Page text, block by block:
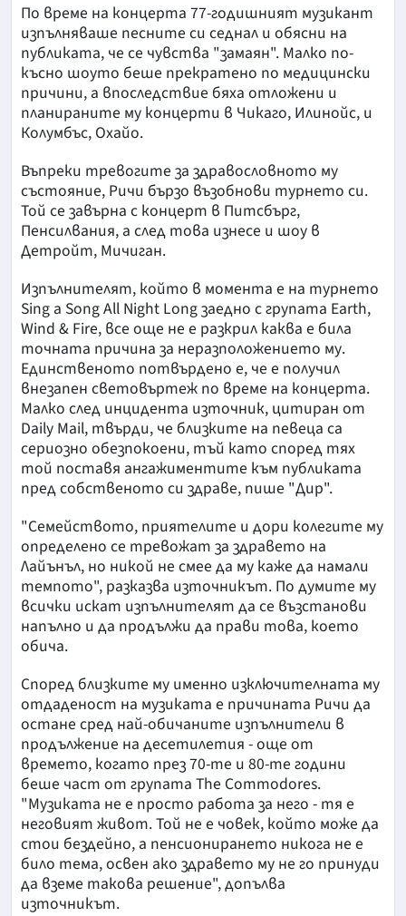
По време на концерта 77-годишният музикант
изпълняваше песните си седнал и обясни на
публиката, че се чувства "замаян". Малко по-
късно шоуто беше прекратено по медицински
причини, а впоследствие бяха отложени и
планираните му концерти в Чикаго, Илинойс, и
Колумбъс, Охайо.
Въпреки тревогите за здравословното му
състояние, Ричи бързо възобнови турнето си.
Той се завърна с концерт в Питсбърг,
Пенсилвания, а след това изнесе и шоу в
Детройт, Мичиган.
Изпълнителят, който в момента е на турнето
Sing a Song All Night Long заедно с групата Earth,
Wind & Fire, все още не е разкрил каква е била
точната причина за неразположението му.
Единственото потвърдено е, че е получил
внезапен световъртеж по време на концерта.
Малко след инцидента източник, цитиран от
Daily Mail, твърди, че близките на певеца са
сериозно обезпокоени, тъй като според тях
той поставя ангажиментите към публиката
пред собственото си здраве, пише "Дир".
"Семейството, приятелите и дори колегите му
определено се тревожат за здравето на
Лайънъл, но никой не смее да му каже да намали
темпото", разказва източникът. По думите му
всички искат изпълнителят да се възстанови
напълно и да продължи да прави това, което
обича.
Според близките му именно изключителната му
отдаденост на музиката е причината Ричи да
остане сред най-обичаните изпълнители в
продължение на десетилетия - още от
времето, когато през 70-те и 80-те години
беше част от групата The Commodores.
"Музиката не е просто работа за него - тя е
неговият живот. Той не е човек, който може да
стои бездейно, а пенсионирането никога не е
било тема, освен ако здравето му не го принуди
да вземе такова решение", допълва
източникът.